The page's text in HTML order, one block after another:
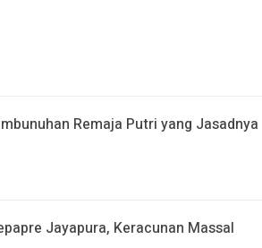
Remaja Putri yang Jasadnya
Jayapura, Keracunan Massal